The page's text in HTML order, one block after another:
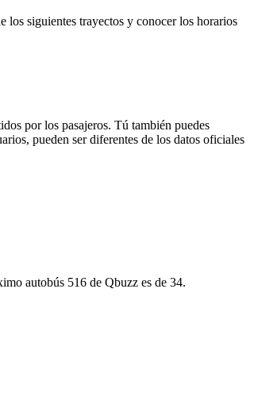
los siguientes trayectos y conocer los horarios
por los pasajeros. Tú también puedes
pueden ser diferentes de los datos oficiales
autobús 516 de Qbuzz es de 34.